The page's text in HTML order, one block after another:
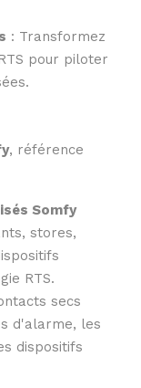
: Transformez
pour piloter
, référence
Somfy
stores,
RTS.
secs
d'alarme, les
dispositifs